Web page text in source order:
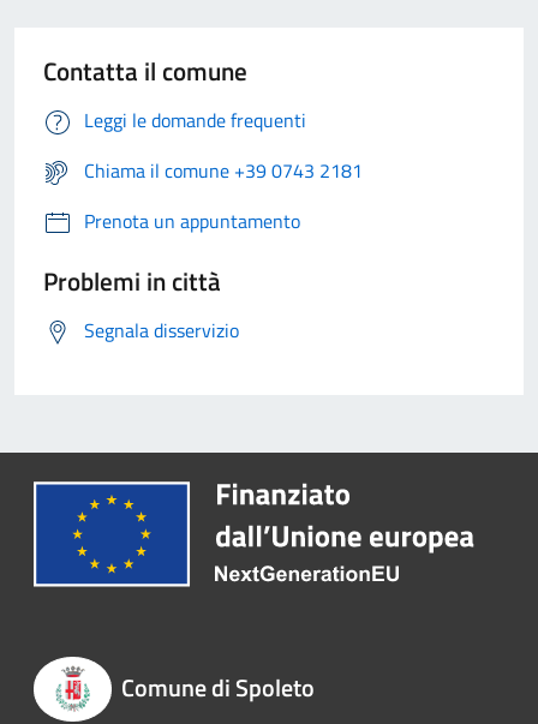
Contatta il comune
Leggi le domande frequenti
Chiama il comune +39 0743 2181
Prenota un appuntamento
Problemi in città
Segnala disservizio
Comune di Spoleto